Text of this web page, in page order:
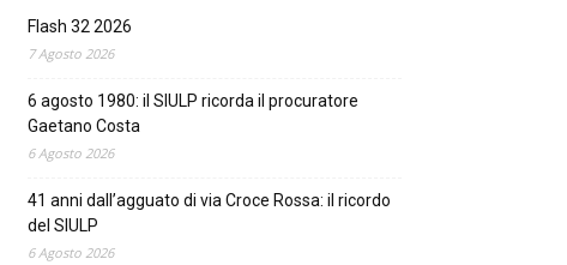
Flash 32 2026
7 Agosto 2026
6 agosto 1980: il SIULP ricorda il procuratore
Gaetano Costa
6 Agosto 2026
41 anni dall’agguato di via Croce Rossa: il ricordo
del SIULP
6 Agosto 2026